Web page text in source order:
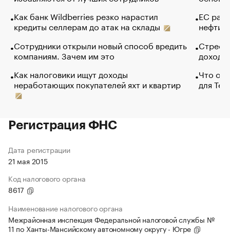
Как банк Wildberries резко нарастил
кредиты селлерам до атак на склады
Сотрудники открыли новый способ вредить
компаниям. Зачем им это
Как налоговики ищут доходы
неработающих покупателей яхт и квартир
ЕС
нефти
Что
для
Регистрация ФНС
Дата регистрации
21 мая 2015
Код налогового органа
8617
Наименование налогового органа
Межрайонная инспекция Федеральной налоговой службы №
11 по Ханты-Мансийскому автономному округу - Югре